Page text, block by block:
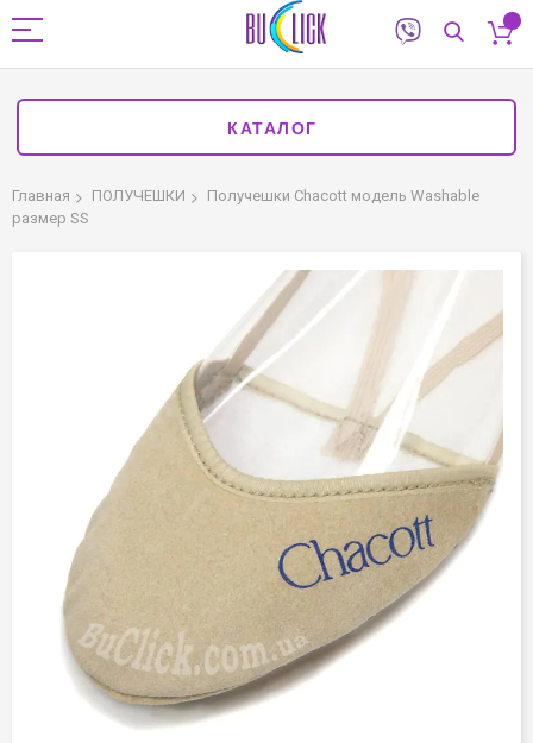
КАТАЛОГ
Главная ПОЛУЧЕШКИ
Получешки Chacott модель Washable
размер SS